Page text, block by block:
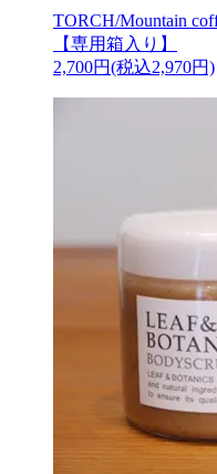
TORCH/Mountain
【専用箱入り】
2,700円(税込2,970円)